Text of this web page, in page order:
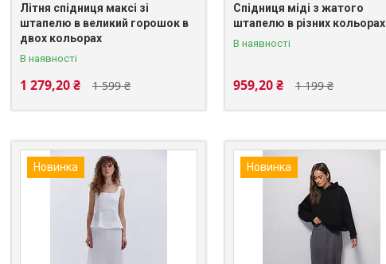
Літня спідниця максі зі
штапелю в великий горошок в
двох кольорах
В наявності
1 599 ₴
1 279,20 ₴
Спідниця міді з жатого
штапелю в різних кольорах
В наявності
1 199 ₴
959,20 ₴
Новинка Новинка